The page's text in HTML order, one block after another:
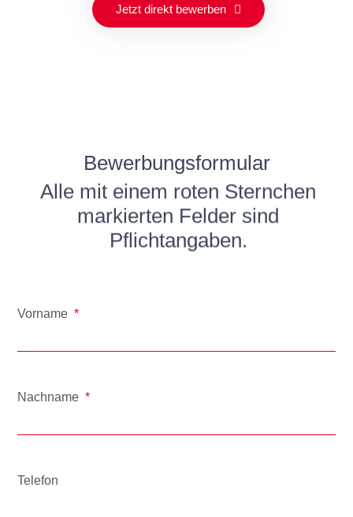
Jetzt direkt bewerben
Bewerbungsformular
Alle mit einem roten Sternchen
markierten Felder sind
Pflichtangaben.
Vorname
Nachname
Telefon